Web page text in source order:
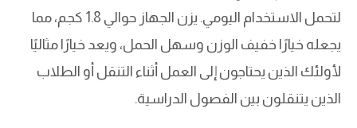
لتحمل الاستخدام اليومي. يزن الجهاز حوالي 1.8 كجم، مما
يجعله خيارًا خفيف الوزن وسهل الحمل، ويعد خيارًا مثاليًا
لأولئك الذين يحتاجون إلى العمل أثناء التنقل أو الطلاب
الذين يتنقلون بين الفصول الدراسية.